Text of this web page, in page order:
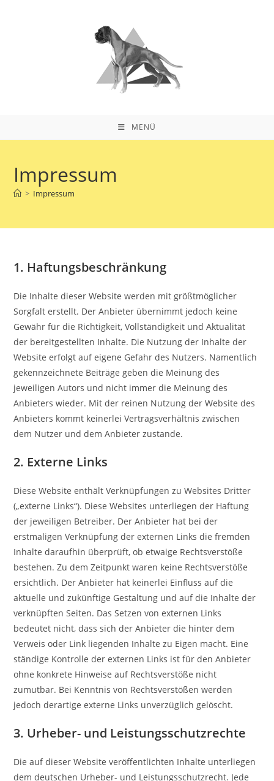
MENÜ
Impressum
> Impressum
1. Haftungsbeschränkung
Die Inhalte dieser Website werden mit größtmöglicher
Sorgfalt erstellt. Der Anbieter übernimmt jedoch keine
Gewähr für die Richtigkeit, Vollständigkeit und Aktualität
der bereitgestellten Inhalte. Die Nutzung der Inhalte der
Website erfolgt auf eigene Gefahr des Nutzers. Namentlich
gekennzeichnete Beiträge geben die Meinung des
jeweiligen Autors und nicht immer die Meinung des
Anbieters wieder. Mit der reinen Nutzung der Website des
Anbieters kommt keinerlei Vertragsverhältnis zwischen
dem Nutzer und dem Anbieter zustande.
2. Externe Links
Diese Website enthält Verknüpfungen zu Websites Dritter
(„externe Links“). Diese Websites unterliegen der Haftung
der jeweiligen Betreiber. Der Anbieter hat bei der
erstmaligen Verknüpfung der externen Links die fremden
Inhalte daraufhin überprüft, ob etwaige Rechtsverstöße
bestehen. Zu dem Zeitpunkt waren keine Rechtsverstöße
ersichtlich. Der Anbieter hat keinerlei Einfluss auf die
aktuelle und zukünftige Gestaltung und auf die Inhalte der
verknüpften Seiten. Das Setzen von externen Links
bedeutet nicht, dass sich der Anbieter die hinter dem
Verweis oder Link liegenden Inhalte zu Eigen macht. Eine
ständige Kontrolle der externen Links ist für den Anbieter
ohne konkrete Hinweise auf Rechtsverstöße nicht
zumutbar. Bei Kenntnis von Rechtsverstößen werden
jedoch derartige externe Links unverzüglich gelöscht.
3. Urheber- und Leistungsschutzrechte
Die auf dieser Website veröffentlichten Inhalte unterliegen
dem deutschen Urheber- und Leistungsschutzrecht. Jede